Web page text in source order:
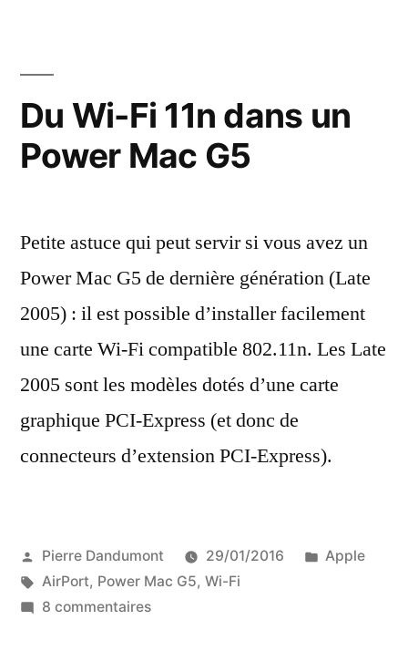
Du Wi-Fi 11n dans un
Power Mac G5
Petite astuce qui peut servir si vous avez un
Power Mac G5 de dernière génération (Late
2005) : il est possible d’installer facilement
une carte Wi-Fi compatible 802.11n. Les Late
2005 sont les modèles dotés d’une carte
graphique PCI-Express (et donc de
connecteurs d’extension PCI-Express).
Publié
par
Pierre Dandumont 29/01/2016
Publié
Apple
Étiquettes :
AirPort, Power Mac G5, Wi-Fi
8 commentairessur